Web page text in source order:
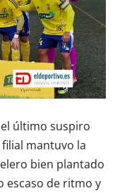
último suspiro
filial mantuvo la
bien plantado
escaso de ritmo y